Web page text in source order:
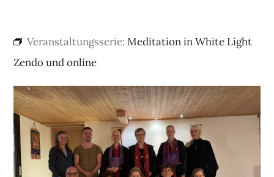
AKTUELLES
MEDIEN
KALENDER
Veranstaltungsserie:Meditation in White Light
Zendo und online